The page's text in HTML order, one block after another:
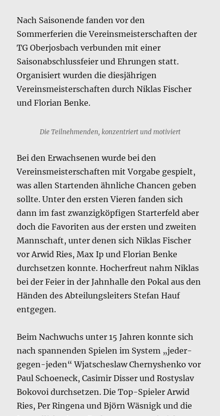
Nach Saisonende fanden vor den
Sommerferien die Vereinsmeisterschaften der
TG Oberjosbach verbunden mit einer
Saisonabschlussfeier und Ehrungen statt.
Organisiert wurden die diesjährigen
Vereinsmeisterschaften durch Niklas Fischer
und Florian Benke.
Die Teilnehmenden, konzentriert und motiviert
Bei den Erwachsenen wurde bei den
Vereinsmeisterschaften mit Vorgabe gespielt,
was allen Startenden ähnliche Chancen geben
sollte. Unter den ersten Vieren fanden sich
dann im fast zwanzigköpfigen Starterfeld aber
doch die Favoriten aus der ersten und zweiten
Mannschaft, unter denen sich Niklas Fischer
vor Arwid Ries, Max Ip und Florian Benke
durchsetzen konnte. Hocherfreut nahm Niklas
bei der Feier in der Jahnhalle den Pokal aus den
Händen des Abteilungsleiters Stefan Hauf
entgegen.
Beim Nachwuchs unter 15 Jahren konnte sich
nach spannenden Spielen im System „jeder-
gegen-jeden“ Wjatscheslaw Chernyshenko vor
Paul Schoeneck, Casimir Disser und Rostyslav
Bokovoi durchsetzen. Die Top-Spieler Arwid
Ries, Per Ringena und Björn Wäsnigk und die